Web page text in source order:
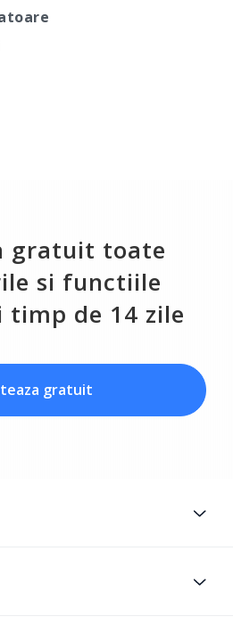
gratuit toate
si functiile
timp de 14 zile
gratuit